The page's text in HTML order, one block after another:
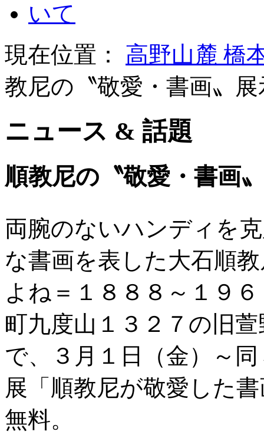
現在位置： 高野山麓 橋
教尼の〝敬愛・書画〟
ニュース & 話題
順教尼の〝敬愛・書画
両腕のないハンディを
な書画を表した大石順
よね＝１８８８～１９
町九度山１３２７の旧
で、３月１日（金）～
展「順教尼が敬愛した
無料。